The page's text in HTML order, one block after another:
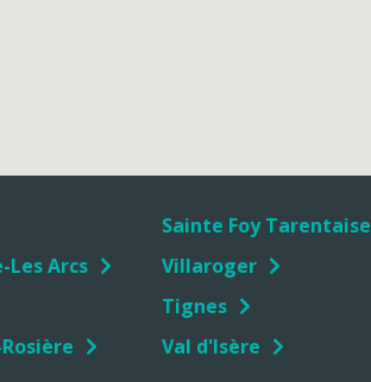
Les Arcs
Sainte Foy Tarentaise
Villaroger
Tignes
Val d'Isère